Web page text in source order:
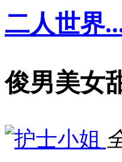
二人世界
俊男美女